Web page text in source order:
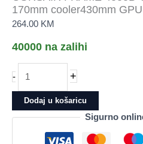
170mm cooler430mm
264.00 KM
40000 na zalihi
-
FRAME
4000D
Case360mm
170mm
+
Dodaj u košaricu
Sigurno